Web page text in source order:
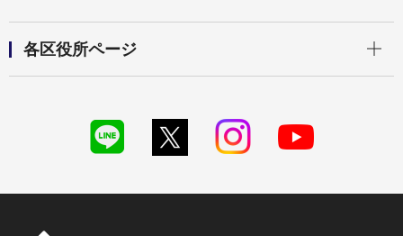
各区役所ページ